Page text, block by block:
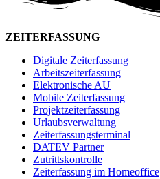
ZEITERFASSUNG
Digitale Zeiterfassung
Arbeitszeiterfassung
Elektronische AU
Mobile Zeiterfassung
Projektzeiterfassung
Urlaubsverwaltung
Zeiterfassungsterminal
DATEV Partner
Zutrittskontrolle
Zeiterfassung im Homeoffice